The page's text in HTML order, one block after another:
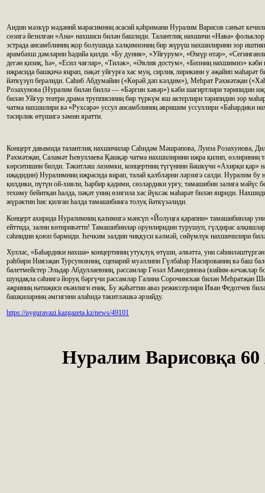
Андин мәзкүр мәдәний мәрасимниң асасий қәһримани Нуралим Варисов сәнъәт
сөзигә йезилған «Ана» нахшиси билән башлиди. Талантлиқ нахшичи «Нава»
эстрада ансамблиниң җор болушида хәлқимизниң бир жүрүш нахшилирини зор
арамбәхш дәмләрни һәдийә қилди. «Бу дуния», «Уйғурум», «Өмүр өтәр»,
дегән қизиқ, һә», «Есил чағлар», «Тиләк», «Әвлия достум», «Бизниң нахшимиз»
иҗрасида башқичә яңрап, пәқәт уйғурға хас муң, сирлиқ лирикини у әҗайип маһарәт
йәткүзүп берәлиди. Саһиб Абдумайин («Көрәй дәп кәлдим»), Меһрат Рәхмәтҗан
Розахунова (Нуралим билән биллә — «Бәргин хәвәр») кәби шагиртлири тәрипидин
билән Уйғур театри драма трупписиниң бир түркүм яш актерлири тәрипидин зор
чатма нахшилири вә «Рухсарә» уссул ансамблиниң әвришим уссуллири «Баһардики
тәсирлик өтүшигә зәмин яратти.
Концерт давамида талантлиқ нахшичилар Саһидәм Мәшрәпова, Луиза Розахунова,
Рәхмәтҗан, Саламәт Һевуллаева Қәшқәр чатма нахшилирини иҗра қилип, өзлириниң
көрситишни билди. Тәкитләш лазимки, концертниң түгүнини йәшкүчи «Ахирқи қар»
иҗадидин) Нуралимниң иҗрасида яңрап, талай қәлбләрни ләрзигә салди. Нуралим
қилдики, пүтүн ой-хияли, һәрбир қәдими, сөзләрдики урғу, тамашибин залиға
техиму бейитқан һалда, пәқәт униң өзигила хас йүксәк маһарәт билән яңриди.
жүрәктин һис қилған һалда тамашибинға толуқ йәткүзәлиди.
Концерт ахирида Нуралимниң қәлимигә мәнсүп «Йолуңға қарапни» тамашибинлар
ейттидә, зални көтиривәтти! Тамашибинлар орунлиридин турушуп, гүлдирас
сәһнидин қоюп бәрмиди. Һечким залдин чиққуси кәлмәй, сөйүмлүк нахшичилири
Хулләс, «Баһардики нахша» концертиниң утуқлуқ өтүши, әлвәттә, уни
рәһбири Ниязҗан Турсуновниң, сценарий муәллипи Гүлбаһар Насированиң вә баш
балетмейстер Эльдар Абдуллаевниң, рәссамлар Гөзәл Мәмединова (кийим-кечәкләр
шундақла сәһнигә йоруқ бәргүчи рәссамлар Галина Сорочинская билән Меһратҗан
әҗриниң нәтиҗиси екәнлиги ениқ. Бу җәһәттин аваз режиссерлири Иван Федотчев
башқиларниң әмгигини алаһидә тәкитләшкә әрзийду.
https://uyguravazi.kazgazeta.kz/news/49101
Нуралим Варисовқа